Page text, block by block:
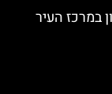
במרכז העיר